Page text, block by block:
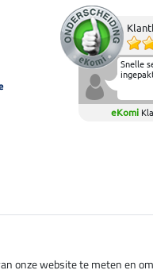
Snelle
eKomi
onze website te meten en